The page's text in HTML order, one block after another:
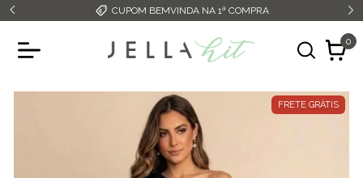
CUPOM BEMVINDA NA 1ª COMPRA
0
FRETE GRÁTIS